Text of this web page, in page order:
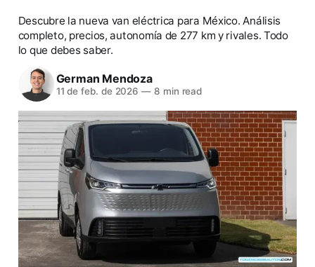
Descubre la nueva van eléctrica para México. Análisis
completo, precios, autonomía de 277 km y rivales. Todo
lo que debes saber.
German Mendoza
11 de feb. de 2026 — 8 min read